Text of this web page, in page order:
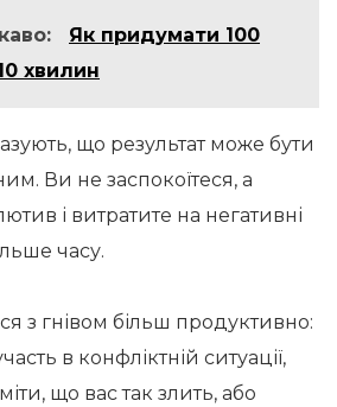
Як придумати 100
хвилин
що результат може бути
Ви не заспокоїтеся, а
і витратите на негативні
часу.
з гнівом більш продуктивно:
в конфліктній ситуації,
що вас так злить, або